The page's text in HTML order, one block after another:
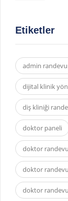
Etiketler
admin
dijital klinik
diş kliniği
doktor paneli
doktor
doktor
doktor